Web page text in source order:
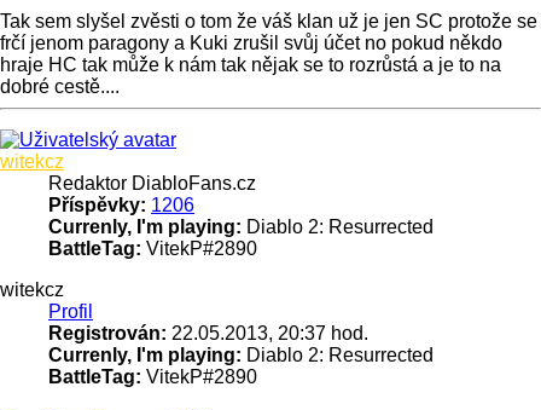
Tak sem slyšel zvěsti o tom že váš klan už je jen SC protože se
frčí jenom paragony a Kuki zrušil svůj účet no pokud někdo
hraje HC tak může k nám tak nějak se to rozrůstá a je to na
dobré cestě....
Nahoru
witekcz
Redaktor DiabloFans.cz
Příspěvky: 1206
Currenly, I'm playing: Diablo 2: Resurrected
BattleTag: VitekP#2890
witekcz
Profil
Registrován: 22.05.2013, 20:37 hod.
Currenly, I'm playing: Diablo 2: Resurrected
BattleTag: VitekP#2890